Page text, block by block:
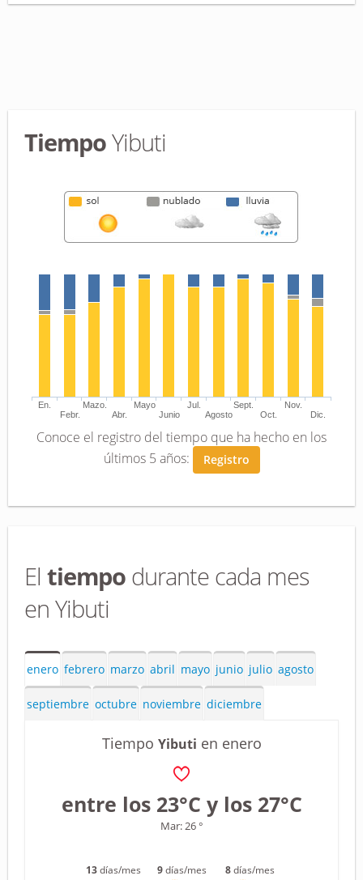
TiempoYibuti
En.
Febr.
Mazo.
Abr.
Mayo
Junio
Jul.
Agosto
Sept.
Oct.
Nov.
Dic.
Conoce el registro del tiempo que ha hecho en los
últimos 5 años:
Registro
El tiempo durante cada mes
en Yibuti
enero febrero marzo abril mayo junio julio agosto
septiembre octubre noviembre diciembre
Tiempo Yibuti en enero
entre los 23°C y los 27°C
Mar: 26 °
13días/mes 9días/mes 8días/mes